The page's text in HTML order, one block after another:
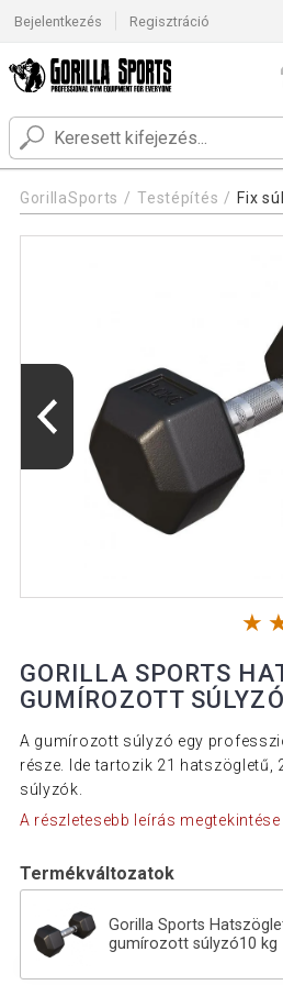
Bejelentkezés Regisztráció
GorillaSports Testépítés Fix
GORILLA SPORTS
GUMÍROZOTT
A gumírozott súlyzó egy
része. Ide tartozik 21 hatszögletű,
súlyzók.
A részletesebb leírás megtekintése
Termékváltozatok
Gorilla Sports
gumírozott súlyzó10 kg